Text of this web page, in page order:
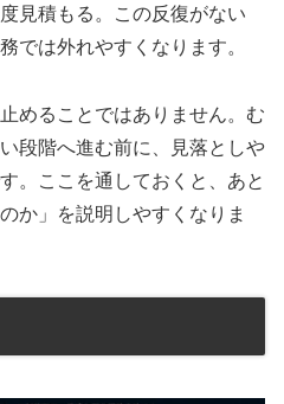
見積もる。この反復がない
では外れやすくなります。
めることではありません。む
段階へ進む前に、見落としや
。ここを通しておくと、あと
か」を説明しやすくなりま